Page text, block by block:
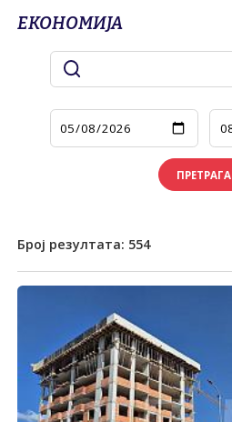
ЕКОНОМИЈА
ПРЕТРАГА
Број резултата: 554